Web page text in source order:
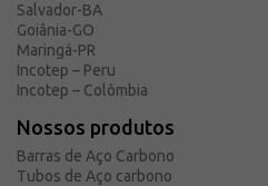
Salvador-BA
Goiânia-GO
Maringá-PR
Incotep – Peru
Incotep – Colômbia
Nossos produtos
Barras de Aço Carbono
Tubos de Aço carbono